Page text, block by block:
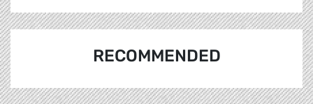
RECOMMENDED